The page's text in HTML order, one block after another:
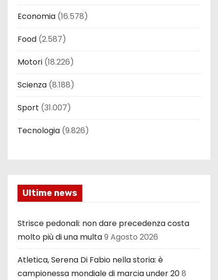
Economia (16.578)
Food (2.587)
Motori (18.226)
Scienza (8.188)
Sport (31.007)
Tecnologia (9.826)
Ultime news
Strisce pedonali: non dare precedenza costa
molto più di una multa9 Agosto 2026
Atletica, Serena Di Fabio nella storia: è
campionessa mondiale di marcia under 208